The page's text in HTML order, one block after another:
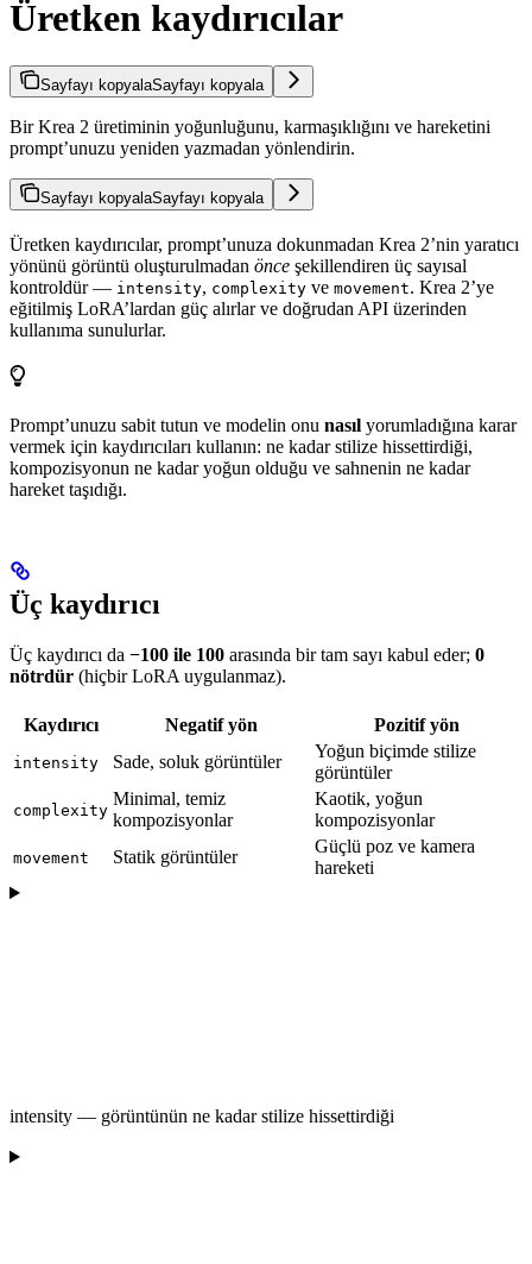
Üretken kaydırıcılar
Sayfayı kopyalaSayfayı kopyala
Bir Krea 2 üretiminin yoğunluğunu, karmaşıklığını ve hareketini
prompt’unuzu yeniden yazmadan yönlendirin.
Sayfayı kopyalaSayfayı kopyala
Üretken kaydırıcılar, prompt’unuza dokunmadan Krea 2’nin yaratıcı
yönünü görüntü oluşturulmadan önce şekillendiren üç sayısal
kontroldür — intensity, complexity ve movement. Krea 2’ye
eğitilmiş LoRA’lardan güç alırlar ve doğrudan API üzerinden
kullanıma sunulurlar.
Prompt’unuzu sabit tutun ve modelin onu nasıl yorumladığına karar
vermek için kaydırıcıları kullanın: ne kadar stilize hissettirdiği,
kompozisyonun ne kadar yoğun olduğu ve sahnenin ne kadar
hareket taşıdığı.
Üç kaydırıcı
Üç kaydırıcı da −100 ile 100 arasında bir tam sayı kabul eder; 0
nötrdür (hiçbir LoRA uygulanmaz).
Kaydırıcı Negatif yön Pozitif yön
intensity Sade, soluk görüntüler
Yoğun biçimde stilize
görüntüler
complexity
Minimal, temiz
kompozisyonlar
Kaotik, yoğun
kompozisyonlar
movement Statik görüntüler
Güçlü poz ve kamera
hareketi
intensity — görüntünün ne kadar stilize hissettirdiği